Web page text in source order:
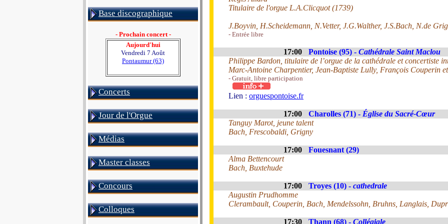
Base discographique
- Prochain concert -
Aujourd'hui
Vendredi 7 Août
Pontaumur (63)
Concerts
Jour de l'Orgue
Médias
Master classes
Concours
Colloques
Titulaire de l'orgue L.A.Clicquot (1739)
J.Boyvin, H.Scheidemann, N.Vetter, J.G.Walther, J.S.Bach, N.de
- Entrée libre
17:00 Pontoise (95) - Cathédrale Saint Maclou
Philippe Bardon, titulaire de l’orgue de la cathédrale et concertiste
Marc-Antoine Charpentier, Jean-Baptiste Lully, François Couperin
- Gratuit, libre participation
Lien : orguespontoise.fr
17:00 Charolles (71) - Église du Sacré-Cœur
Tanguy Marot, jeune talent
Bach, Frescobaldi, Grigny
17:00
Fouesnant (29)
Alma Bettencourt
Bach, Buxtehude
17:00 Troyes (10) - cathedrale
Augustin Prudhomme
Clerambault, Couperin, Bach, Mendelssohn, Bruhns, Langlais,
17:30 Thann (68) - Collégiale